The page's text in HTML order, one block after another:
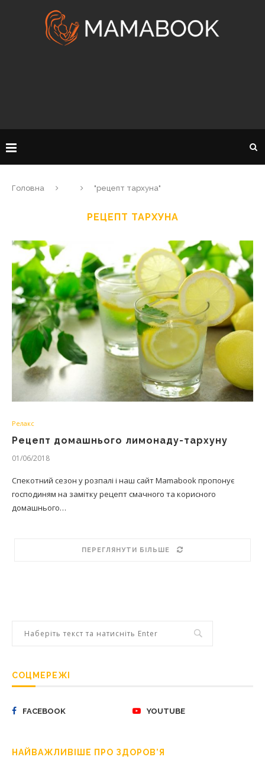
Головна "рецепт тархуна"
РЕЦЕПТ ТАРХУНА
Релакс
Рецепт домашнього лимонаду-тархуну
01/06/2018
Спекотний сезон у розпалі і наш сайт Mamabook пропонує
господиням на замітку рецепт смачного та корисного
домашнього…
ПЕРЕГЛЯНУТИ БІЛЬШЕ
СОЦМЕРЕЖІ
FACEBOOK YOUTUBE
НАЙВАЖЛИВІШЕ ПРО ЗДОРОВ’Я